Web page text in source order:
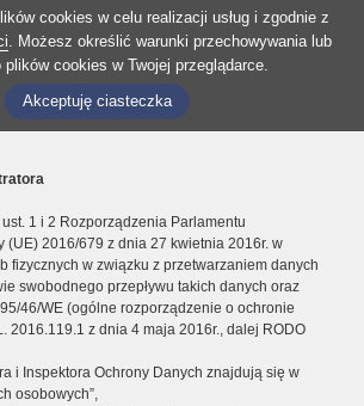
cookies w celu realizacji usług i zgodnie z
. Możesz określić warunki przechowywania lub
plików cookies w Twojej przeglądarce.
Akceptuję ciasteczka
1 i 2 Rozporządzenia Parlamentu
(UE) 2016/679 z dnia 27 kwietnia 2016r. w
fizycznych w związku z przetwarzaniem danych
swobodnego przepływu takich danych oraz
46/WE (ogólne rozporządzenie o ochronie
2016.119.1 z dnia 4 maja 2016r., dalej RODO
i Inspektora Ochrony Danych znajdują się w
osobowych”,